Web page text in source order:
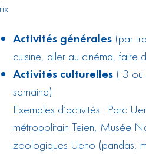
Activités générales (par
cuisine, aller au cinéma, faire
Activités culturelles ( 3 ou
semaine)
Exemples d’activités : Parc
métropolitain Teien, Musée
zoologiques Ueno (pandas,